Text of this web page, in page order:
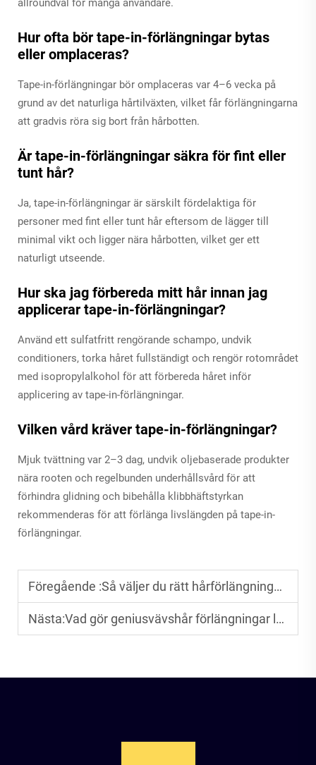
allroundval för många användare.
Hur ofta bör tape-in-förlängningar bytas
eller omplaceras?
Tape-in-förlängningar bör omplaceras var 4–6 vecka på
grund av det naturliga hårtilväxten, vilket får förlängningarna
att gradvis röra sig bort från hårbotten.
Är tape-in-förlängningar säkra för fint eller
tunt hår?
Ja, tape-in-förlängningar är särskilt fördelaktiga för
personer med fint eller tunt hår eftersom de lägger till
minimal vikt och ligger nära hårbotten, vilket ger ett
naturligt utseende.
Hur ska jag förbereda mitt hår innan jag
applicerar tape-in-förlängningar?
Använd ett sulfatfritt rengörande schampo, undvik
conditioners, torka håret fullständigt och rengör rotområdet
med isopropylalkohol för att förbereda håret inför
applicering av tape-in-förlängningar.
Vilken vård kräver tape-in-förlängningar?
Mjuk tvättning var 2–3 dag, undvik oljebaserade produkter
nära rooten och regelbunden underhållsvård för att
förhindra glidning och bibehålla klibbhäftstyrkan
rekommenderas för att förlänga livslängden på tape-in-
förlängningar.
Föregående :Så väljer du rätt hårförlängningar för din unika stil
Nästa:Vad gör geniusvävshår förlängningar lättare att installera än vanliga vävshår?